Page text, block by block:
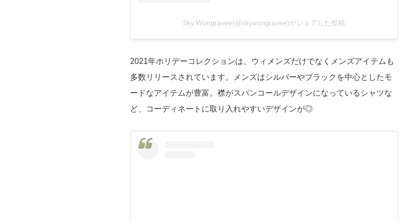
Sky Wongravee(@skywongravee)がシェアした投稿
2021年ホリデーコレクションは、ウィメンズだけでなくメンズアイテムも
多数リリースされています。メンズはシルバーやブラックを中心としたモ
ードなアイテムが豊富。襟がスパンコールデザインになっているシャツな
ど、コーディネートに取り入れやすいデザインが◎